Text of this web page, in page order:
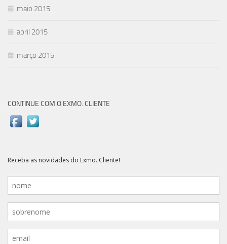
maio 2015
abril 2015
março 2015
CONTINUE COM O EXMO. CLIENTE